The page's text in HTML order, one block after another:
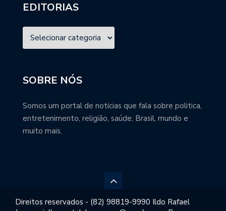
EDITORIAS
SOBRE NÓS
Somos um portal de noticias que fala sobre politica,
entretenimento, religião, saúde, Brasil, mundo e
muito mais.
Direitos reservados - (82) 98819-9990 Ildo Rafael